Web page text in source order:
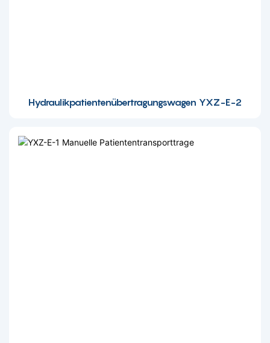
Hydraulikpatientenübertragungswagen YXZ-E-2